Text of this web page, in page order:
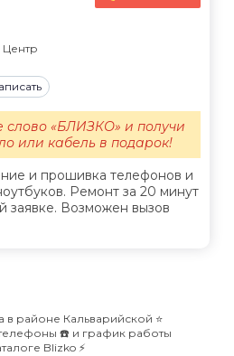
Центр
и прошивка телефонов и
Ремонт за 20 минут
заявке. Возможен вызов
слово «БЛИЗКО» и получи
или кабель в подарок!
районе Кальварийской ⭐️
☎️ и график работы
Blizko ⚡️